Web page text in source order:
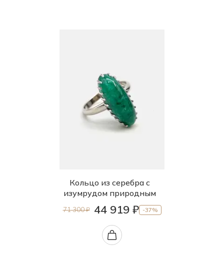
Кольцо из серебра с
изумрудом природным
71 300 ₽ 44 919 ₽ -37%